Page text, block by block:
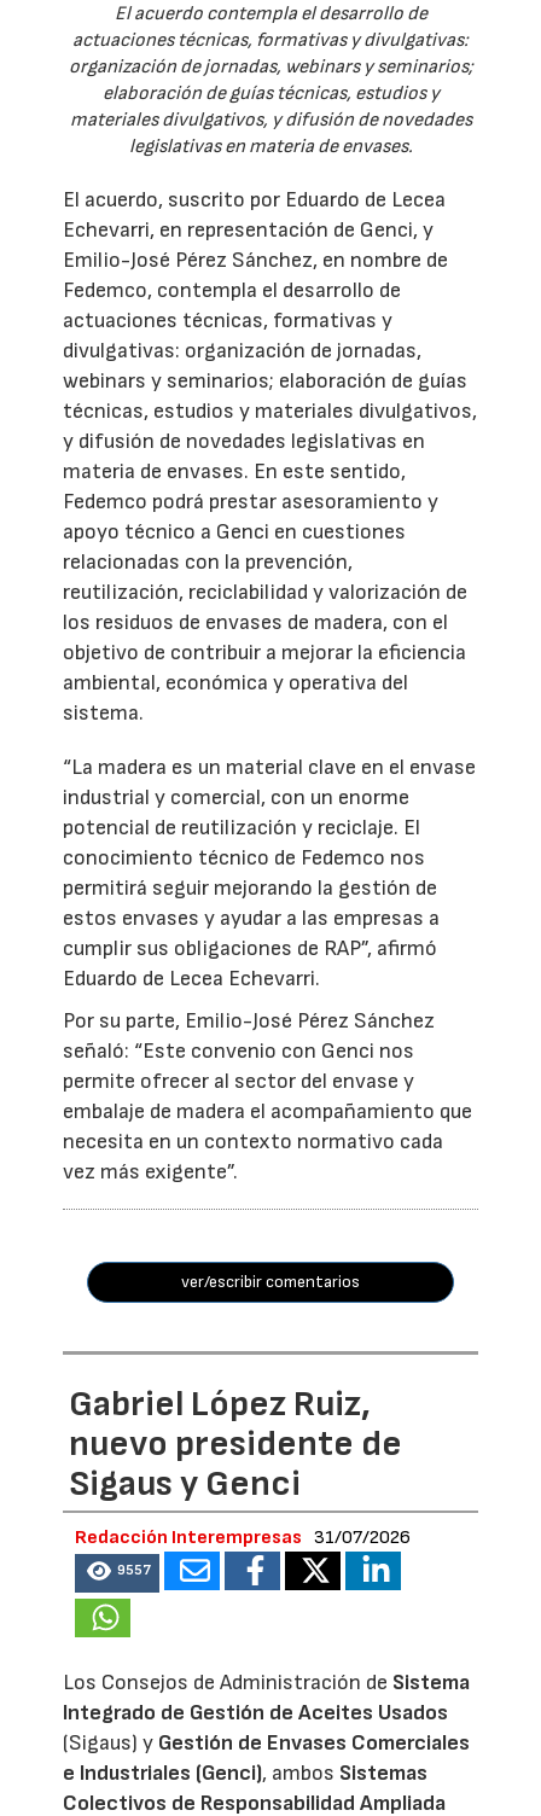
El acuerdo contempla el desarrollo de
actuaciones técnicas, formativas y divulgativas:
organización de jornadas, webinars y seminarios;
elaboración de guías técnicas, estudios y
materiales divulgativos, y difusión de novedades
legislativas en materia de envases.
El acuerdo, suscrito por Eduardo de Lecea
Echevarri, en representación de Genci, y
Emilio-José Pérez Sánchez, en nombre de
Fedemco, contempla el desarrollo de
actuaciones técnicas, formativas y
divulgativas: organización de jornadas,
webinars y seminarios; elaboración de guías
técnicas, estudios y materiales divulgativos,
y difusión de novedades legislativas en
materia de envases. En este sentido,
Fedemco podrá prestar asesoramiento y
apoyo técnico a Genci en cuestiones
relacionadas con la prevención,
reutilización, reciclabilidad y valorización de
los residuos de envases de madera, con el
objetivo de contribuir a mejorar la eficiencia
ambiental, económica y operativa del
sistema.
“La madera es un material clave en el envase
industrial y comercial, con un enorme
potencial de reutilización y reciclaje. El
conocimiento técnico de Fedemco nos
permitirá seguir mejorando la gestión de
estos envases y ayudar a las empresas a
cumplir sus obligaciones de RAP”, afirmó
Eduardo de Lecea Echevarri.
Por su parte, Emilio-José Pérez Sánchez
señaló: “Este convenio con Genci nos
permite ofrecer al sector del envase y
embalaje de madera el acompañamiento que
necesita en un contexto normativo cada
vez más exigente”.
ver/escribir comentarios
Gabriel López Ruiz,
nuevo presidente de
Sigaus y Genci
Redacción Interempresas 31/07/2026
9557
Los Consejos de Administración de Sistema
Integrado de Gestión de Aceites Usados
(Sigaus) y Gestión de Envases Comerciales
e Industriales (Genci), ambos Sistemas
Colectivos de Responsabilidad Ampliada